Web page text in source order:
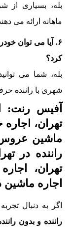
بله، بسیاری از
ماهانه ارائه می
۶. آیا می توان
کرد؟
بله، شما می
شهری با راننده
آفیس رنت:
تهران، اجاره
ماشین عروس
راننده در
تهران،
اجاره ماشین
اگر به دنبال
راننده و بدون